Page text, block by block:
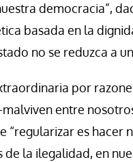
democracia”,
basada en la
no se reduzca a
por
entre
“regularizar es hacer
la ilegalidad, en